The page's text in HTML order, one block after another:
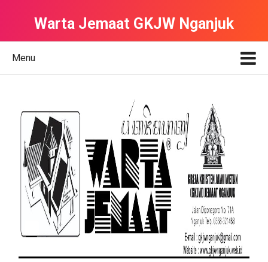
Warta Jemaat GKJW Nganjuk
Menu